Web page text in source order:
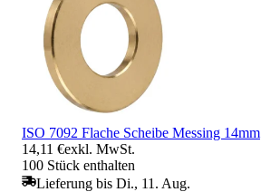
ISO 7092 Flache Scheibe Messing 14mm
14,11 €exkl. MwSt.
100 Stück enthalten
Lieferung bis Di., 11. Aug.